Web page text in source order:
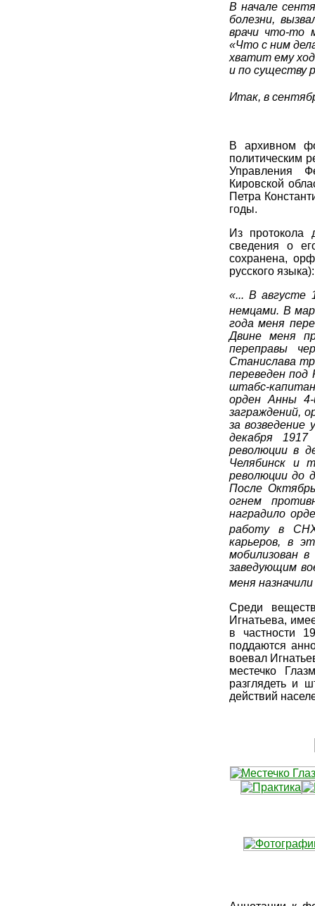
В начале
болезни,
врачи что-то
«Что с ним
хватит ему
и по существу
Итак, в
В архивном
политическим
Управления
Кировской
Петра
годы.
Из протокола
сведения о
сохранена,
русского языка):
«... В августе
немцами. В
года меня
Двине меня
переправы
Станислава
переведен под
штабс-
орден Анны 4-
заграждений,
за возведение
декабря
революции в
Челябинск и
революции до
После
огнем
наградило
работу в
карьеров, в
мобилизован
заведующим
меня
Среди
Игнатьева,
в частности
поддаются
воевал
местечко
разглядеть и
действий